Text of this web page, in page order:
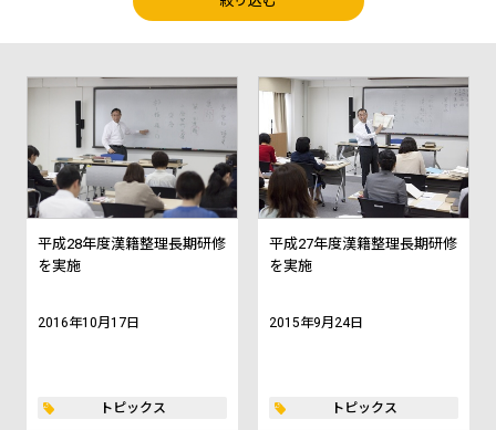
平成28年度漢籍整理長期研修
を実施
2016年10月17日
トピックス
平成27年度漢籍整理長期研修
を実施
2015年9月24日
トピックス